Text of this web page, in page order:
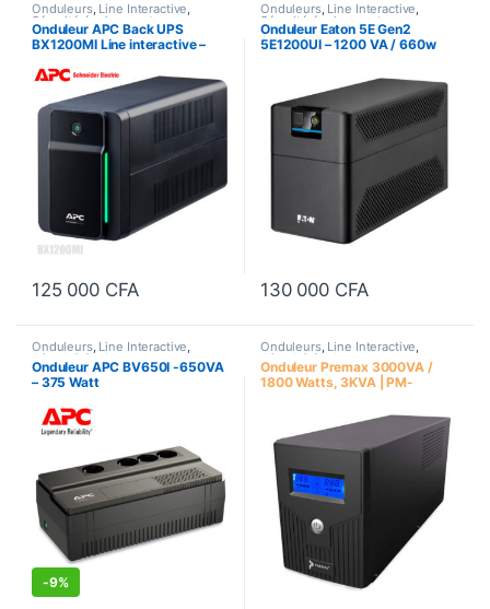
Onduleurs, Line Interactive,
Sécurité équipements
Onduleur APC Back UPS
BX1200MI Line interactive –
125 000 CFA
Onduleurs, Line Interactive,
Sécurité équipements
Onduleur Eaton 5E Gen2
5E1200UI – 1200 VA / 660w
130 000 CFA
Onduleurs, Line Interactive,
Sécurité équipements
Onduleur APC BV650I -650VA
– 375 Watt
-9%
Onduleurs, Line Interactive,
Sécurité équipements
Onduleur Premax 3000VA /
1800 Watts, 3KVA | PM-